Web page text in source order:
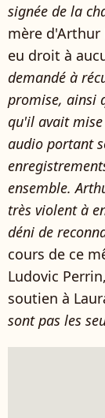
signée de la
mère d'Arthur
eu droit à
demandé à
promise, ainsi
qu'il avait mise
audio portant
ensemble.
très violent à
déni de
cours de ce
Ludovic
soutien à
sont pas les